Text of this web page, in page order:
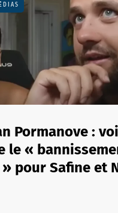
Pormanove :
le «
pour Safine et